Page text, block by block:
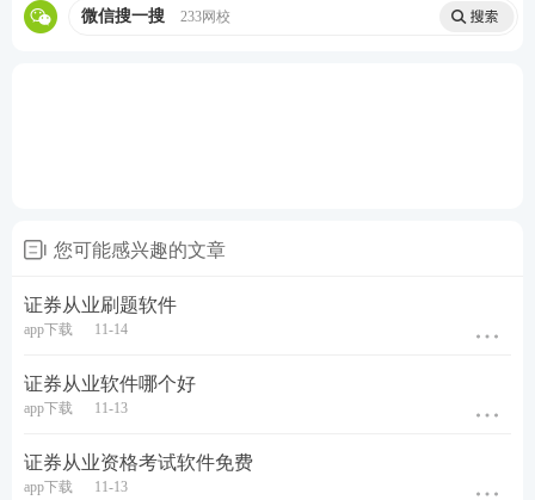
基本法律法规》、《证券投资顾问业务》、《发布证
券研究报告业务》干货笔记均已上线，本资料由233
网校助教团队精心整理，提炼了各章节重要考点，每
章后面附有历年考题，考生可在学习完本章
知识点后
进行真题练习，加强巩固。旨在帮助考生读薄
对于需要抓重点、自己无法总结，或需要提升备考效
微信搜一搜 233网校
您可能感兴趣的文章
证券从业刷题软件
app下载 11-14
证券从业软件哪个好
app下载 11-13
证券从业资格考试软件免费
app下载 11-13